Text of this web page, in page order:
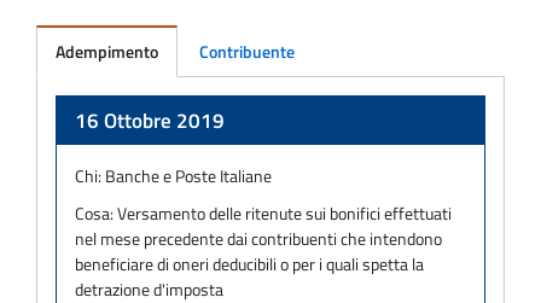
Adempimento Contribuente
16 Ottobre 2019
Chi: Banche e Poste Italiane
Cosa:Versamento delle ritenute sui bonifici effettuati
nel mese precedente dai contribuenti che intendono
beneficiare di oneri deducibili o per i quali spetta la
detrazione d'imposta